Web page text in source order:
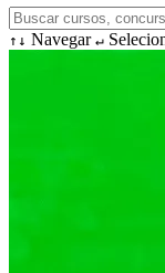
↑↓ Navegar ↵